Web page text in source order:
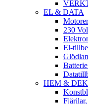
EL & DATA
Motorer
230
El-
HEM &